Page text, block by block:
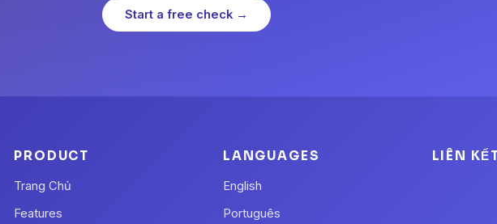
Start a free check →
PRODUCT
Trang Chủ
Features
LANGUAGES
English
Português
LIÊN